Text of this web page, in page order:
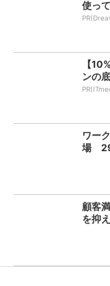
使っ
【
ンの
ワー
場
顧客
を抑